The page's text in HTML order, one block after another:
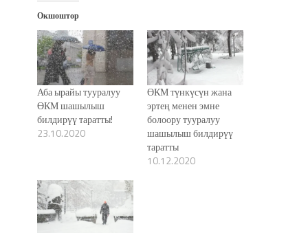
Окшоштор
Аба ырайы тууралуу
ӨКМ шашылыш
билдирүү таратты!
23.10.2020
ӨКМ түнкүсүн жана
эртең менен эмне
болоору тууралуу
шашылыш билдирүү
таратты
10.12.2020